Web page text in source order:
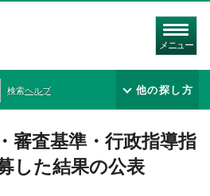
メニュー
検索ヘルプ 他の探し方
査基準・行政指導指
した結果の公表